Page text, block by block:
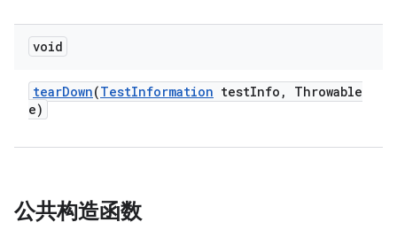
void
tearDown(TestInformation testInfo ,
Throwable
e)
公共构造函数